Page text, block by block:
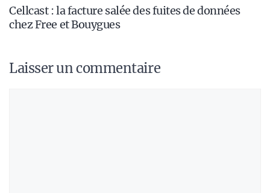
Cellcast : la facture salée des fuites de données
chez Free et Bouygues
Laisser un commentaire